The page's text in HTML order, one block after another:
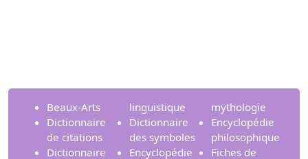
Beaux-Arts
Dictionnaire
de citations
Dictionnaire
linguistique
Dictionnaire
des symboles
Encyclopédie
mythologie
Encyclopédie
philosophique
Fiches de